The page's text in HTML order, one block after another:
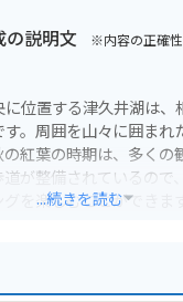
説明文 ※内容の正確性
位置する津久井湖は、
。周囲を山々に囲まれ
紅葉の時期は、多くの
が整備されているので
グを楽しむことができま
は、湖畔にある駐車場に
は、レストランやカフ
...続きを読む